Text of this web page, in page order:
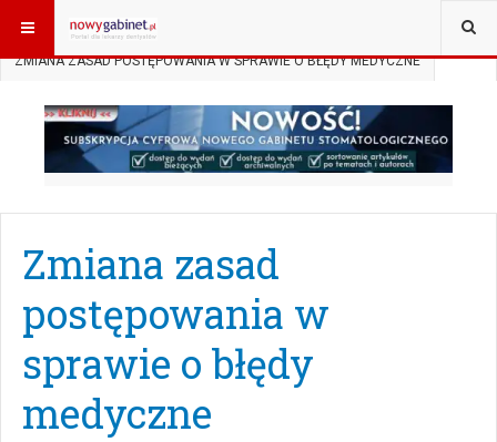
JESTEŚ TUTAJ: START
ZMIANA ZASAD POSTĘPOWANIA W SPRAWIE O BŁĘDY MEDYCZNE
Zmiana zasad
postępowania w
sprawie o błędy
medyczne